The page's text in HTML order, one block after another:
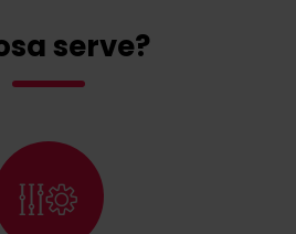
serve?